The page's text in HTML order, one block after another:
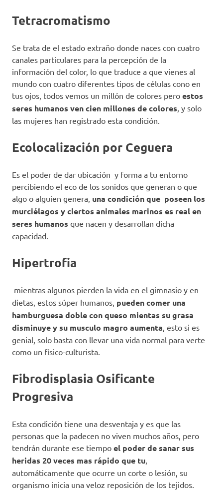
Tetracromatismo
Se trata de el estado extraño donde naces con cuatro
canales particulares para la percepción de la
información del color, lo que traduce a que vienes al
mundo con cuatro diferentes tipos de células cono en
tus ojos, todos vemos un millón de colores pero estos
seres humanos ven cien millones de colores, y solo
las mujeres han registrado esta condición.
Ecolocalización por Ceguera
Es el poder de dar ubicación y forma a tu entorno
percibiendo el eco de los sonidos que generan o que
algo o alguien genera, una condición que poseen los
murciélagos y ciertos animales marinos es real en
seres humanos que nacen y desarrollan dicha
capacidad.
Hipertrofia
mientras algunos pierden la vida en el gimnasio y en
dietas, estos súper humanos, pueden comer una
hamburguesa doble con queso mientas su grasa
disminuye y su musculo magro aumenta, esto si es
genial, solo basta con llevar una vida normal para verte
como un físico-culturista.
Fibrodisplasia Osificante
Progresiva
Esta condición tiene una desventaja y es que las
personas que la padecen no viven muchos años, pero
tendrán durante ese tiempo el poder de sanar sus
heridas 20 veces mas rápido que tu,
automáticamente que ocurre un corte o lesión, su
organismo inicia una veloz reposición de los tejidos.